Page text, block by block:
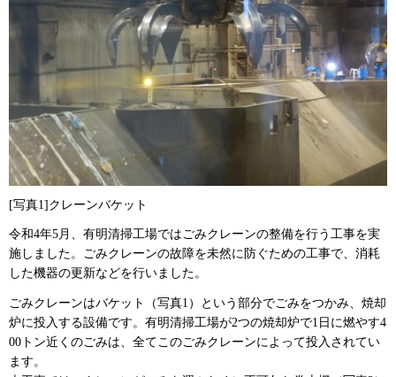
[写真1]クレーンバケット
令和4年5月、有明清掃工場ではごみクレーンの整備を行う工事を実
施しました。ごみクレーンの故障を未然に防ぐための工事で、消耗
した機器の更新などを行いました。
ごみクレーンはバケット（写真1）という部分でごみをつかみ、焼却
炉に投入する設備です。有明清掃工場が2つの焼却炉で1日に燃やす4
00トン近くのごみは、全てこのごみクレーンによって投入されてい
ます。